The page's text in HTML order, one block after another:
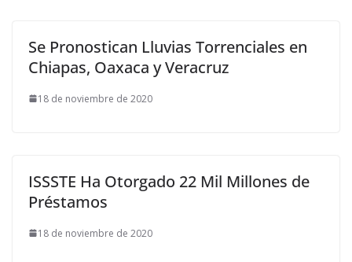
Se Pronostican Lluvias Torrenciales en
Chiapas, Oaxaca y Veracruz
18 de noviembre de 2020
ISSSTE Ha Otorgado 22 Mil Millones de
Préstamos
18 de noviembre de 2020